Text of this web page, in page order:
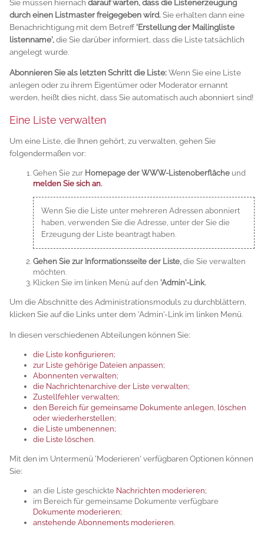
Sie müssen hiernach darauf warten, dass die Listenerzeugung
durch einen Listmaster freigegeben wird. Sie erhalten dann eine
Benachrichtigung mit dem Betreff 'Erstellung der Mailingliste
listenname',die Sie darüber informiert, dass die Liste tatsächlich
angelegt wurde.
Abonnieren Sie als letzten Schritt die Liste:Wenn Sie eine Liste
anlegen oder zu ihrem Eigentümer oder Moderator ernannt
werden, heißt dies nicht, dass Sie automatisch auch abonniert sind!
Eine Liste verwalten
Um eine Liste, die Ihnen gehört, zu verwalten, gehen Sie
folgendermaßen vor:
Gehen Sie zur Homepage der WWW-Listenoberfläche und
melden Sie sich an.
Wenn Sie die Liste unter mehreren Adressen abonniert
haben, verwenden Sie die Adresse, unter der Sie die
Erzeugung der Liste beantragt haben.
Gehen Sie zur Informationsseite der Liste, die Sie verwalten
möchten.
Klicken Sie im linken Menü auf den 'Admin'-Link.
Um die Abschnitte des Administrationsmoduls zu durchblättern,
klicken Sie auf die Links unter dem 'Admin'-Link im linken Menü.
In diesen verschiedenen Abteilungen können Sie:
die Liste konfigurieren;
zur Liste gehörige Dateien anpassen;
Abonnenten verwalten;
die Nachrichtenarchive der Liste verwalten;
Zustellfehler verwalten;
den Bereich für gemeinsame Dokumente anlegen, löschen
oder wiederherstellen;
die Liste umbenennen;
die Liste löschen.
Mit den im Untermenü 'Moderieren' verfügbaren Optionen können
Sie:
an die Liste geschickte Nachrichten moderieren;
im Bereich für gemeinsame Dokumente verfügbare
Dokumente moderieren;
anstehende Abonnements moderieren.